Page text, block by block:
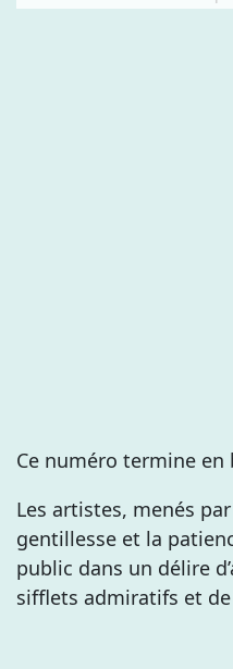
Ce numéro termine en
Les artistes, menés
gentillesse et la
public dans un délire
sifflets admiratifs et